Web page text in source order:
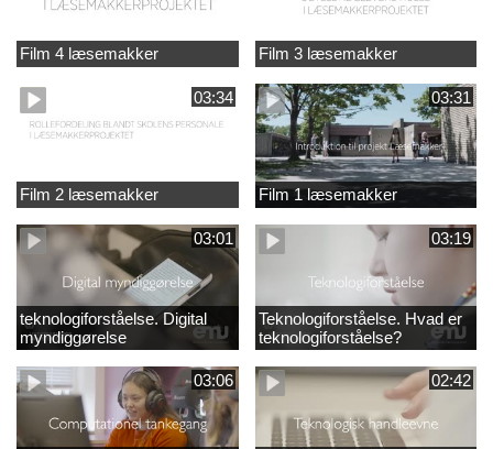
Film 4 læsemakker Film 3 læsemakker
03:34
Film 2 læsemakker
03:31
Film 1 læsemakker
03:01
teknologiforståelse. Digital
myndiggørelse
03:19
Teknologiforståelse. Hvad er
teknologiforståelse?
03:06 02:42